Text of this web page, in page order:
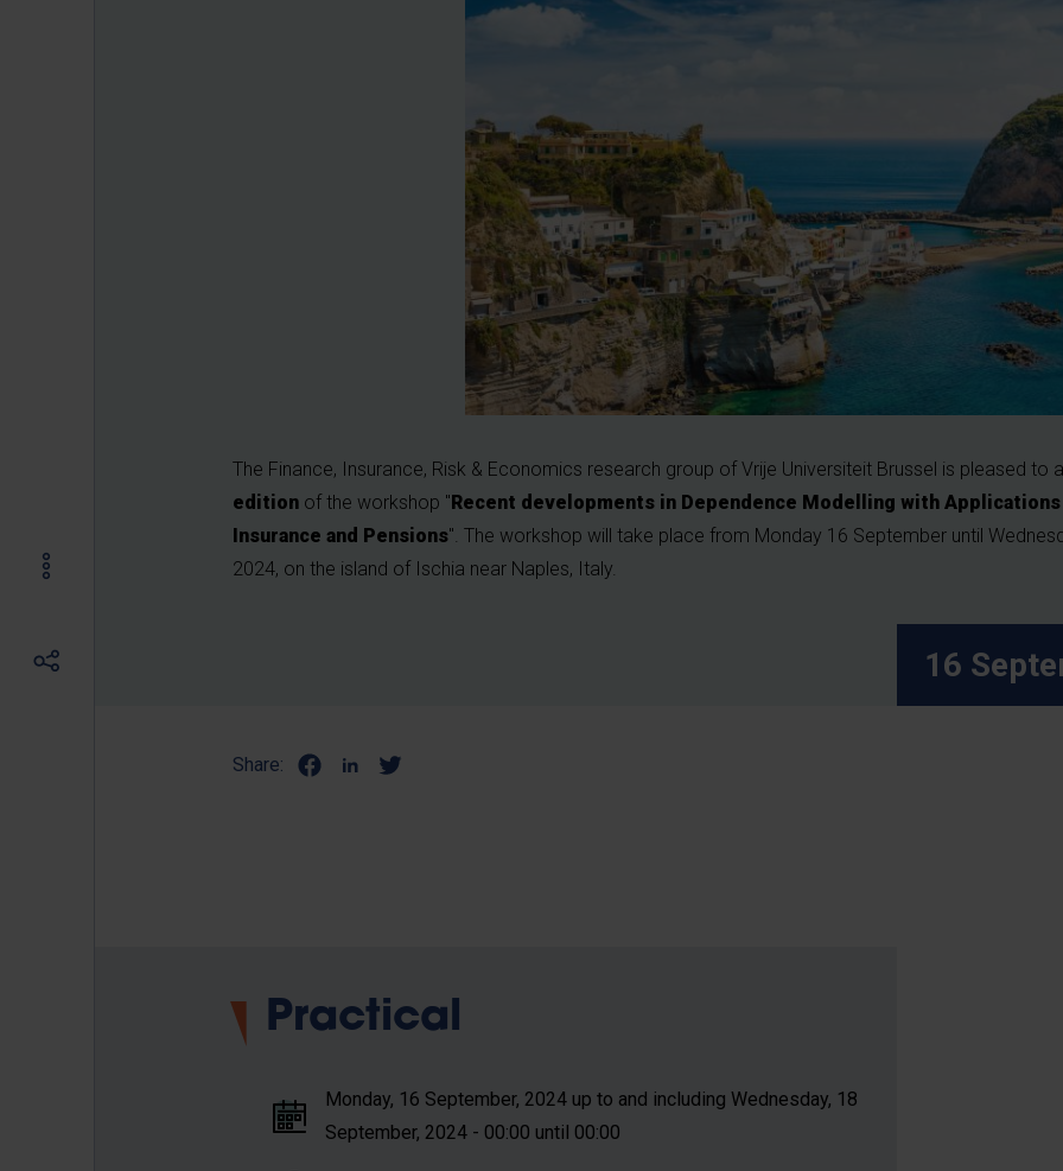
The Finance, Insurance, Risk & Economics research group of Vrije Universiteit Brussel is pleased to
edition of the workshop "Recent developments in Dependence Modelling with Applications
Insurance and Pensions". The workshop will take place from Monday 16 September until
2024, on the island of Ischia near Naples, Italy.
16
Share:
Practical
Monday, 16 September, 2024 up to and including Wednesday, 18
September, 2024 - 00:00 until 00:00